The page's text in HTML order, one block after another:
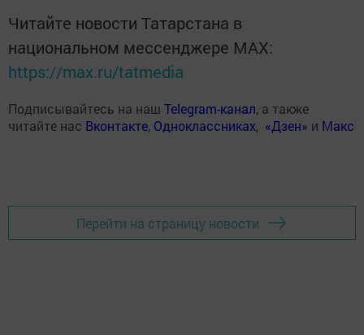
Читайте новости Татарстана в
национальном мессенджере MАХ:
https://max.ru/tatmedia
Подписывайтесь на наш Telegram-канал, а также
читайте нас Вконтакте, Одноклассниках, «Дзен» и Макс
Перейти на страницу новости